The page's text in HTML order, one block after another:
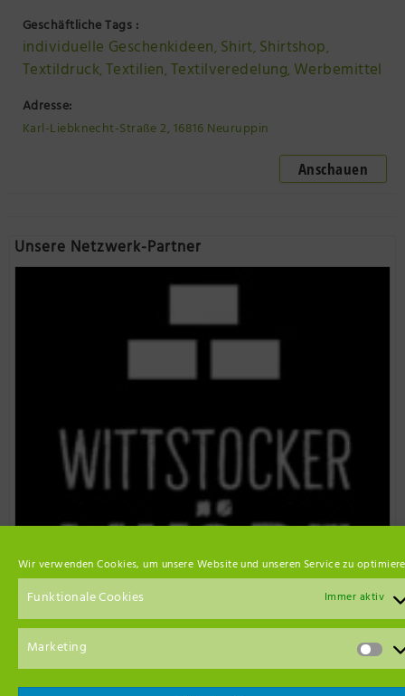
Wir verwenden Cookies, um unsere Website und unseren Service zu
Funktionale Cookies Immer aktiv
Marketing
Geschäftliche Tags :
individuelle Geschenkideen, Shirt, Shirtshop,
Textildruck,Textilien,Textilveredelung, Werbemittel
Adresse:
Karl-Liebknecht-Straße 2, 16816 Neuruppin
Anschauen
Unsere Netzwerk-Partner